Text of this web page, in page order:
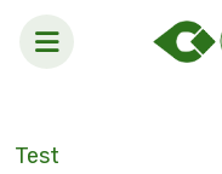
Test
Test